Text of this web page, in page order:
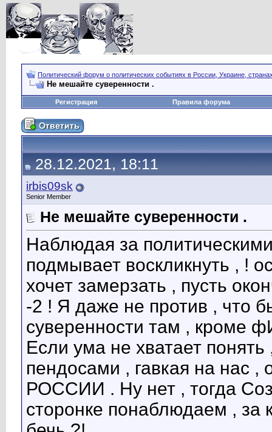
Политический форум о политических событиях в России, Украине,
Не мешайте суверенности .
Регистрация Правила форума
28.12.2021, 18:11
irbis09sk
Senior Member
Не мешайте суверенности .
Наблюдая за
подмывает воскликнуть , !
хочет замерзать , пусть
-2 ! Я даже не против , что
суверенности там ,
Если ума не хватает
пендосами , гавкая на нас ,
РОССИИ . Ну нет , тогда
сторонке понаблюдаем , за